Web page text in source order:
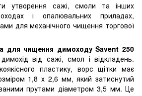
сажі, смоли та інших
і опалювальних приладах,
для механічного чищення торгової
для чищення димоходу Savent 250
від сажі, смол і відкладень.
пластику, ворс щітки має
1,8 х 2,6 мм, який затиснутий
прутами діаметром 3,5 мм. Це